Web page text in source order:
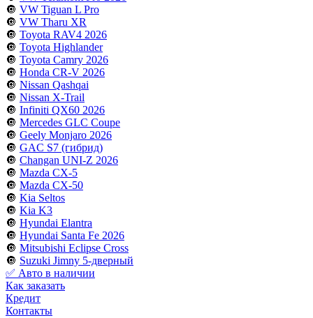
🔘 VW Tiguan L Pro
🔘 VW Tharu XR
🔘 Toyota RAV4 2026
🔘 Toyota Highlander
🔘 Toyota Camry 2026
🔘 Honda CR-V 2026
🔘 Nissan Qashqai
🔘 Nissan X-Trail
🔘 Infiniti QX60 2026
🔘 Mercedes GLC Coupe
🔘 Geely Monjaro 2026
🔘 GAC S7 (гибрид)
🔘 Changan UNI-Z 2026
🔘 Mazda CX-5
🔘 Mazda CX-50
🔘 Kia Seltos
🔘 Kia K3
🔘 Hyundai Elantra
🔘 Hyundai Santa Fe 2026
🔘 Mitsubishi Eclipse Cross
🔘 Suzuki Jimny 5-дверный
✅ Авто в наличии
Как заказать
Кредит
Контакты